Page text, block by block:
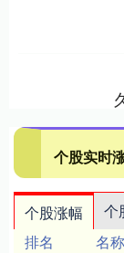
个股实时
个股涨幅 个
排名
名称